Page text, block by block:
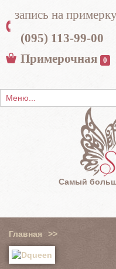
запись на
(095) 113-99-00
Примерочная
0
Самый
Главная >>